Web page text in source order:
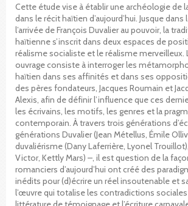
Cette étude vise à établir une archéologie de
dans le récit haïtien d’aujourd’hui. Jusque
l’arrivée de François Duvalier au pouvoir, la
haïtienne s’inscrit dans deux espaces de
réalisme socialiste et le réalisme merveilleux.
ouvrage consiste à interroger les
haïtien dans ses affinités et dans ses
des pères fondateurs, Jacques Roumain et
Alexis, afin de définir l’influence que ces
les écrivains, les motifs, les genres et la
contemporain. À travers trois générations
générations Duvalier (Jean Métellus, Émile
duvaliérisme (Dany Laferrière, Lyonel
Victor, Kettly Mars) –, il est question de la
romanciers d’aujourd’hui ont créé des
inédits pour (d)écrire un réel insoutenable et
l’œuvre qui totalise les contradictions sociales